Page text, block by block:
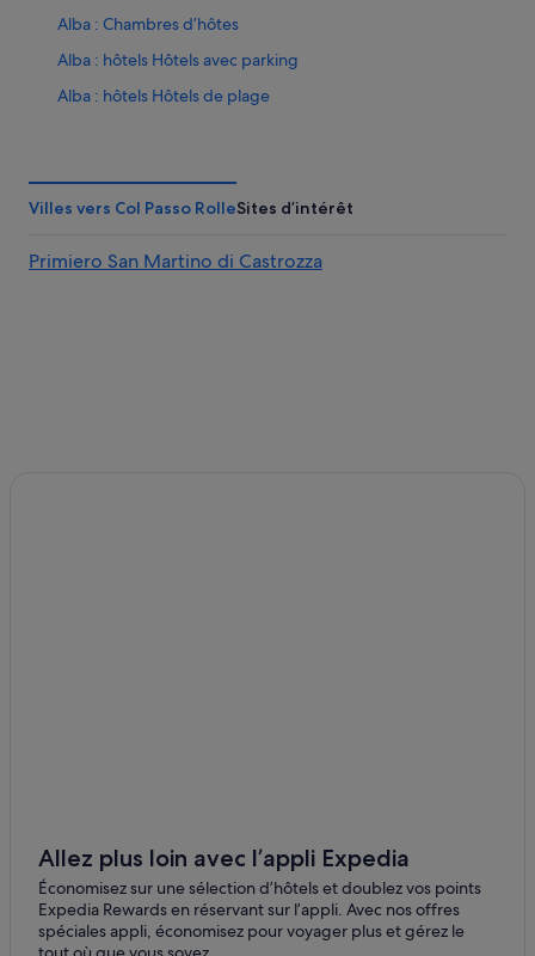
Alba : Chambres d’hôtes
Alba : hôtels Hôtels avec parking
Alba : hôtels Hôtels de plage
Alba : hôtels Hôtels de luxe
Alba : hôtels Hôtels familiaux
Col Passo Rolle : hôtels
Col San Pellegrino : Appart’hôtels
Col San Pellegrino : Auberges
Villes vers Col Passo RolleSites d’intérêt
Primiero San Martino di Castrozza
Allez plus loin avec l’appli Expedia
Économisez sur une sélection d’hôtels et doublez vos points
Expedia Rewards en réservant sur l’appli. Avec nos offres
spéciales appli, économisez pour voyager plus et gérez le